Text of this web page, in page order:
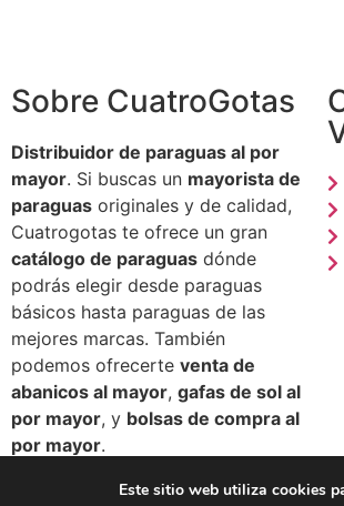
Sobre CuatroGotas
Distribuidor de paraguas al por
mayor. Si buscas un mayorista de
paraguas originales y de calidad,
Cuatrogotas te ofrece un gran
catálogo de paraguas dónde
podrás elegir desde paraguas
básicos hasta paraguas de las
mejores marcas. También
podemos ofrecerte venta de
abanicos al mayor, gafas de sol al
por mayor, y bolsas de compra al
por mayor.
Este sitio web utiliza cookies